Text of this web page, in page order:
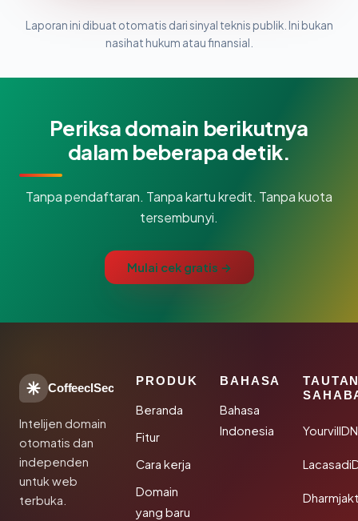
Laporan ini dibuat otomatis dari sinyal teknis publik. Ini bukan
nasihat hukum atau finansial.
Periksa domain berikutnya
dalam beberapa detik.
Tanpa pendaftaran. Tanpa kartu kredit. Tanpa kuota
tersembunyi.
Mulai cek gratis →
CoffeeclSec
Intelijen domain
otomatis dan
independen
untuk web
terbuka.
PRODUK
Beranda
Fitur
Cara kerja
Domain
yang baru
BAHASA
Bahasa
Indonesia